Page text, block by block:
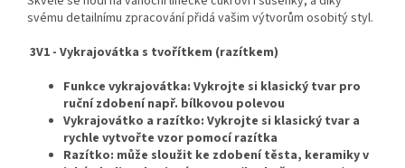
svému detailnímu zpracování přidá vašim výtvorům osobitý styl.
3V1 - Vykrajovátka s tvořítkem (razítkem)
Funkce vykrajovátka: Vykrojte si klasický tvar pro
ruční zdobení např. bílkovou polevou
Vykrajovátko a razítko: Vykrojte si klasický tvar a
rychle vytvořte vzor pomocí razítka
Razítko: může sloužit ke zdobení těsta, keramiky v